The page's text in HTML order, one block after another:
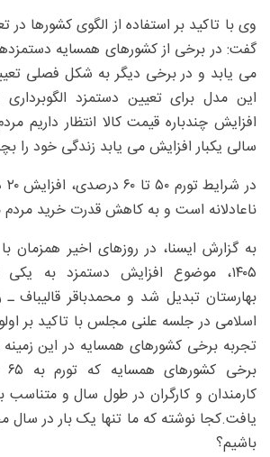
وی با تاکید بر استفاده از الگوی کشورها در
گفت: در برخی از کشورهای همسایه
می یابد و در برخی دیگر به شکل فصلی
این مدل برای تعیین دستمزد
افزایش چندباره قیمت کالا انتظار داریم
سالی یکبار افزایش می یابد زندگی خود را
ناعادلانه است و به کاهش قدرت خرید
به گزارش ایسنا، در روزهای اخیر همزمان
۱۴۰۵، موضوع افزایش دستمزد به
بهارستان تبدیل شد و محمدباقر
اسلامی در جلسه علنی مجلس با تاکید بر
تجربه برخی کشورهای همسایه در این
کارمندان و کارگران در طول سال و متناسب
یافت.کجا نوشته که ما تنها یک بار در سال
باشیم؟